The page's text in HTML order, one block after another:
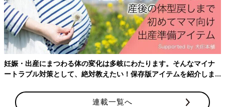
「たまひよ ファミリーパーク 2017 in 横浜」
11月3日（祝）パシフィコ横浜★入場無料★
▼詳しいイベント情報は公式サイトで！▼
https://st.benesse.ne.jp/park/
（文・たまひよ ONLINE編集部）
妊娠・出産にまつわる体の変化は多岐にわたります。そんなマイナ
ートラブル対策として、絶対教えたい！保存版アイテムを紹介しま
連載一覧へ